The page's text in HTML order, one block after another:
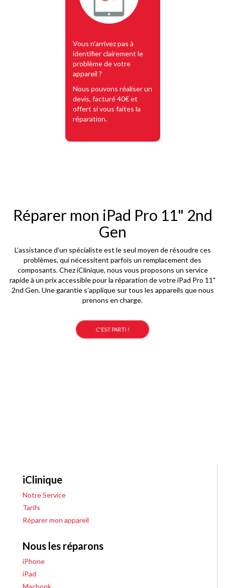
Vous n'arrivez pas à
identifier clairement le
problème de votre
appareil ?
Nous pouvons réaliser un
devis, facturé 40€ et
offert si vous faites la
réparation.
Réparer mon iPad Pro 11" 2nd
Gen
L’assistance d’un spécialiste est le seul moyen de résoudre ces
problèmes, qui nécessitent parfois un remplacement des
composants. Chez iClinique, nous vous proposons un service
rapide à un prix accessible pour la réparation de votre iPad Pro 11"
2nd Gen. Une garantie s’applique sur tous les appareils que nous
prenons en charge.
C'EST PARTI !
iClinique
Notre Service
Tarifs
Réparer mon appareil
Nous les réparons
iPhone
iPad
Macbook